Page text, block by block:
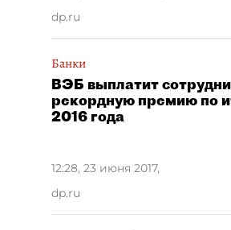
dp.ru
Банки
ВЭБ выплатит
рекордную премию по
2016 года
12:28, 23 июня 2017,
dp.ru